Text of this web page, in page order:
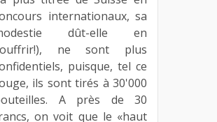
internationaux, sa
dût-elle en
ne sont plus
puisque, tel ce
ils sont tirés à 30'000
A près de 30
on voit que le «haut